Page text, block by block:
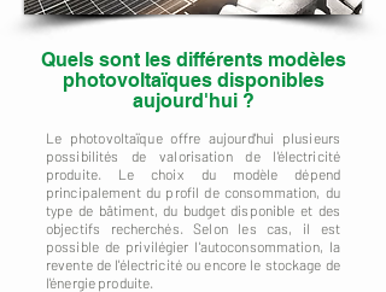
Quels sont les différents modèles
photovoltaïques disponibles
aujourd'hui ?
Le photovoltaïque offre aujourd'hui plusieurs
possibilités de valorisation de l'électricité
produite. Le choix du modèle dépend
principalement du profil de consommation, du
type de bâtiment, du budget disponible et des
objectifs recherchés. Selon les cas, il est
possible de privilégier l'autoconsommation, la
revente de l'électricité ou encore le stockage de
l'énergie produite.